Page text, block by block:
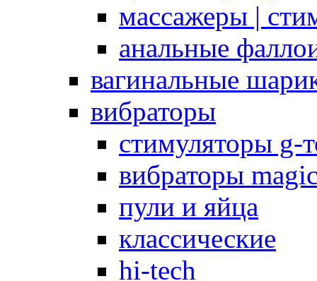
массажеры |
анальные
вагинальные
вибраторы
стимуляторы g-
вибраторы
пули и яйца
классические
hi-tech